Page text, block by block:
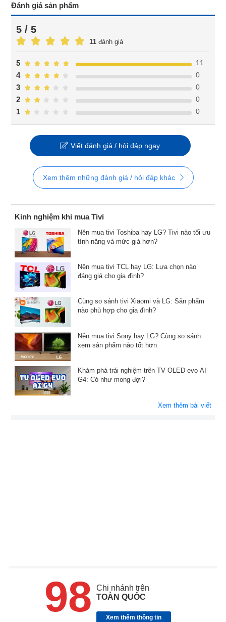
Đánh giá sản phẩm
5 / 5
11 đánh giá
1 0
2 0
3 0
4 0
5 11
Viết đánh giá / hỏi đáp ngay
Xem thêm những đánh giá / hỏi đáp khác
Kinh nghiệm khi mua Tivi
Nên mua tivi Toshiba hay LG? Tivi nào tối ưu
tính năng và mức giá hơn?
Nên mua tivi TCL hay LG: Lựa chọn nào
đáng giá cho gia đình?
Cùng so sánh tivi Xiaomi và LG: Sản phẩm
nào phù hợp cho gia đình?
Nên mua tivi Sony hay LG? Cùng so sánh
xem sản phẩm nào tốt hơn
Khám phá trải nghiệm trên TV OLED evo AI
G4: Có như mong đợi?
Xem thêm bài viết
98
Chi nhánh trên
TOÀN QUỐC
Xem thêm thông tin